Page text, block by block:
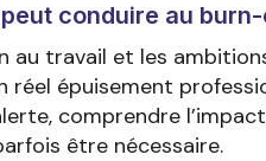
conduire au
au travail et les
épuisement
comprendre
être nécessaire.